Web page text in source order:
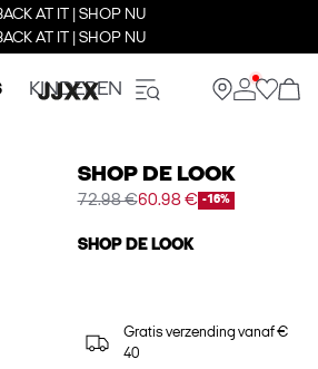
AT IT | SHOP NU
AT IT | SHOP NU
KINDEREN
SHOP DE LOOK
72.98 €60.98 € -16%
SHOP DE LOOK
Gratis verzending vanaf €
40